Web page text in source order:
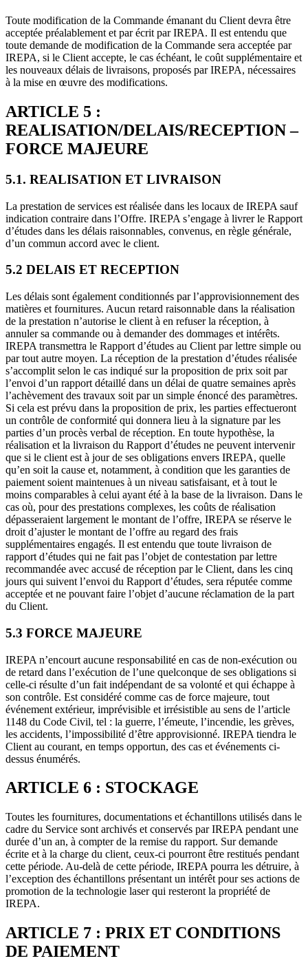
Toute modification de la Commande émanant du Client devra être
acceptée préalablement et par écrit par IREPA. Il est entendu que
toute demande de modification de la Commande sera acceptée par
IREPA, si le Client accepte, le cas échéant, le coût supplémentaire et
les nouveaux délais de livraisons, proposés par IREPA, nécessaires
à la mise en œuvre des modifications.
ARTICLE 5 :
REALISATION/DELAIS/RECEPTION –
FORCE MAJEURE
5.1. REALISATION ET LIVRAISON
La prestation de services est réalisée dans les locaux de IREPA sauf
indication contraire dans l’Offre. IREPA s’engage à livrer le Rapport
d’études dans les délais raisonnables, convenus, en règle générale,
d’un commun accord avec le client.
5.2 DELAIS ET RECEPTION
Les délais sont également conditionnés par l’approvisionnement des
matières et fournitures. Aucun retard raisonnable dans la réalisation
de la prestation n’autorise le client à en refuser la réception, à
annuler sa commande ou à demander des dommages et intérêts.
IREPA transmettra le Rapport d’études au Client par lettre simple ou
par tout autre moyen. La réception de la prestation d’études réalisée
s’accomplit selon le cas indiqué sur la proposition de prix soit par
l’envoi d’un rapport détaillé dans un délai de quatre semaines après
l’achèvement des travaux soit par un simple énoncé des paramètres.
Si cela est prévu dans la proposition de prix, les parties effectueront
un contrôle de conformité qui donnera lieu à la signature par les
parties d’un procès verbal de réception. En toute hypothèse, la
réalisation et la livraison du Rapport d’études ne peuvent intervenir
que si le client est à jour de ses obligations envers IREPA, quelle
qu’en soit la cause et, notamment, à condition que les garanties de
paiement soient maintenues à un niveau satisfaisant, et à tout le
moins comparables à celui ayant été à la base de la livraison. Dans le
cas où, pour des prestations complexes, les coûts de réalisation
dépasseraient largement le montant de l’offre, IREPA se réserve le
droit d’ajuster le montant de l’offre au regard des frais
supplémentaires engagés. Il est entendu que toute livraison de
rapport d’études qui ne fait pas l’objet de contestation par lettre
recommandée avec accusé de réception par le Client, dans les cinq
jours qui suivent l’envoi du Rapport d’études, sera réputée comme
acceptée et ne pouvant faire l’objet d’aucune réclamation de la part
du Client.
5.3 FORCE MAJEURE
IREPA n’encourt aucune responsabilité en cas de non-exécution ou
de retard dans l’exécution de l’une quelconque de ses obligations si
celle-ci résulte d’un fait indépendant de sa volonté et qui échappe à
son contrôle. Est considéré comme cas de force majeure, tout
événement extérieur, imprévisible et irrésistible au sens de l’article
1148 du Code Civil, tel : la guerre, l’émeute, l’incendie, les grèves,
les accidents, l’impossibilité d’être approvisionné. IREPA tiendra le
Client au courant, en temps opportun, des cas et événements ci-
dessus énumérés.
ARTICLE 6 : STOCKAGE
Toutes les fournitures, documentations et échantillons utilisés dans le
cadre du Service sont archivés et conservés par IREPA pendant une
durée d’un an, à compter de la remise du rapport. Sur demande
écrite et à la charge du client, ceux-ci pourront être restitués pendant
cette période. Au-delà de cette période, IREPA pourra les détruire, à
l’exception des échantillons présentant un intérêt pour ses actions de
promotion de la technologie laser qui resteront la propriété de
IREPA.
ARTICLE 7 : PRIX ET CONDITIONS
DE PAIEMENT